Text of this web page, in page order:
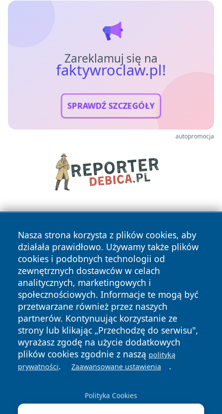
Zareklamuj się na
faktywroclaw.pl!
SPRAWDŹ SZCZEGÓŁY
autopromocja
Nasza strona korzysta z plików cookies, aby
działała prawidłowo. Używamy także plików
cookies i podobnych technologii od
zewnętrznych dostawców w celach
analitycznych, marketingowych i
społecznościowych. Informacje te mogą być
przetwarzane również przez naszych
partnerów. Kontynuując korzystanie ze
strony lub klikając „Przechodzę do serwisu",
wyrażasz zgodę na użycie dodatkowych
plików cookies zgodnie z naszą polityką
prywatności. Zaawansowane ustawienia .
Polityka Cookies
Copyright © 2026 faktywroclaw.pl Wszystkie prawa
zastrzeżone.
News Autorzy
Polityka
Prywatności
Polityka
Cookies